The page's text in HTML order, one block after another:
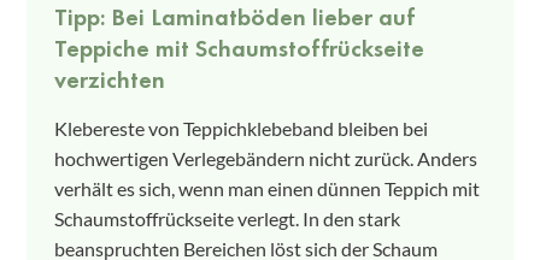
Tipp: Bei Laminatböden lieber auf
Teppiche mit Schaumstoffrückseite
verzichten
Klebereste von Teppichklebeband bleiben bei
hochwertigen Verlegebändern nicht zurück. Anders
verhält es sich, wenn man einen dünnen Teppich mit
Schaumstoffrückseite verlegt. In den stark
beanspruchten Bereichen löst sich der Schaum